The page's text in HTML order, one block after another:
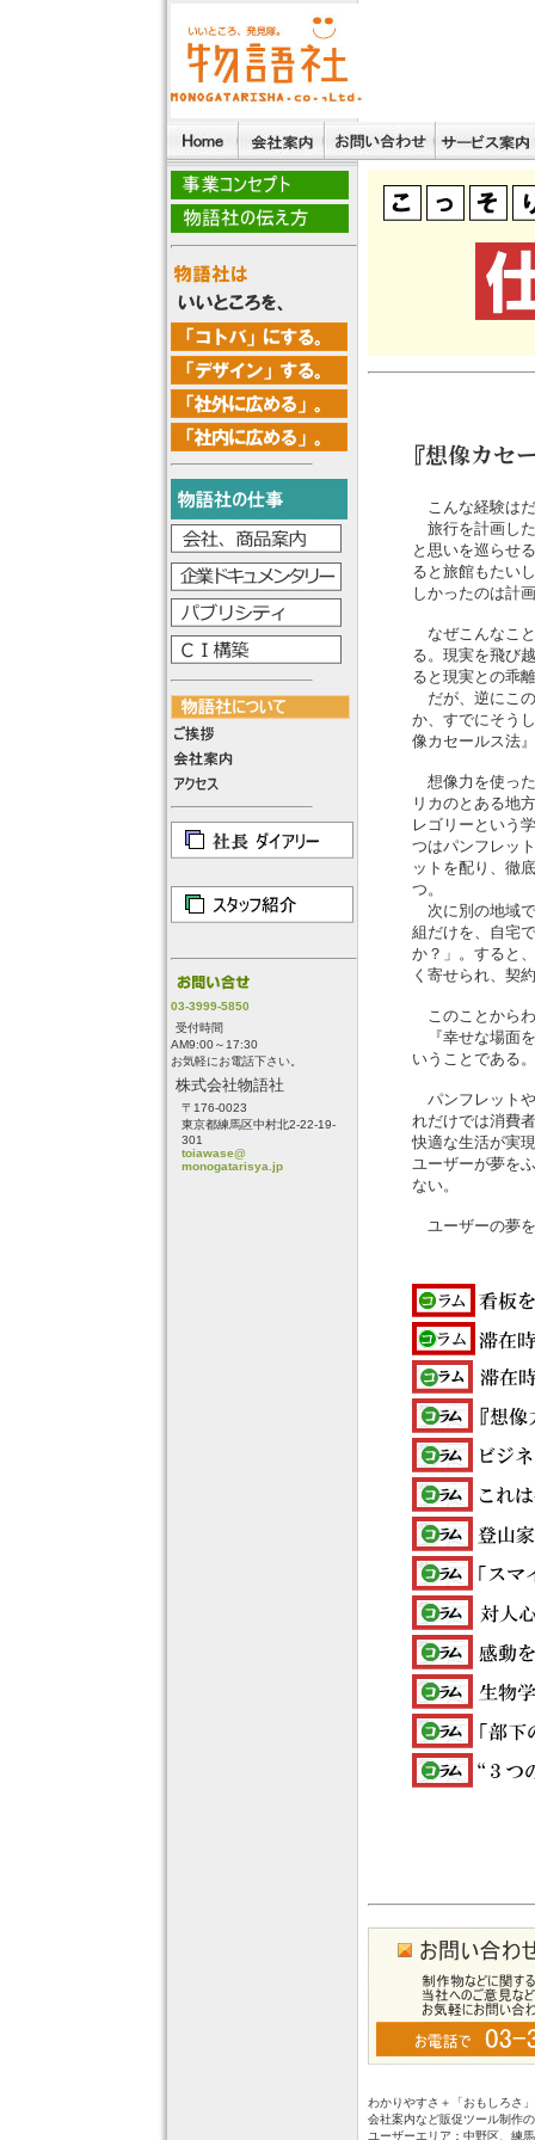
03-3999-5850
受付時間
AM9:00～17:30
お気軽にお電話下さい。
株式会社物語社
〒176-0023
東京都練馬区中村北2-22-19-
301
toiawase@
monogatarisya.jp
こんな経験は
旅行を計画し
と思いを巡らせ
ると旅館もたい
しかったのは計
なぜこんなこ
る。現実を飛び
ると現実との乖
だが、逆にこ
か、すでにそう
像カセールス法
想像力を使っ
リカのとある地
レゴリーという
つはパンフレッ
ットを配り、徹
つ。
次に別の地域
組だけを、自宅
か？」。すると
く寄せられ、契
このことから
『幸せな場面
いうことである。
パンフレット
れだけでは消費
快適な生活が実
ユーザーが夢を
ない。
ユーザーの夢
わかりやすさ＋「おもしろさ
会社案内など販促ツール制作
ユーザーエリア：中野区、練